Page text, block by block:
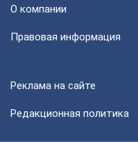
О компании
Правовая информация
Реклама на сайте
Редакционная политика